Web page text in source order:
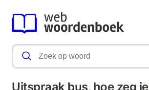
Uitspraak bus, hoe zeg je